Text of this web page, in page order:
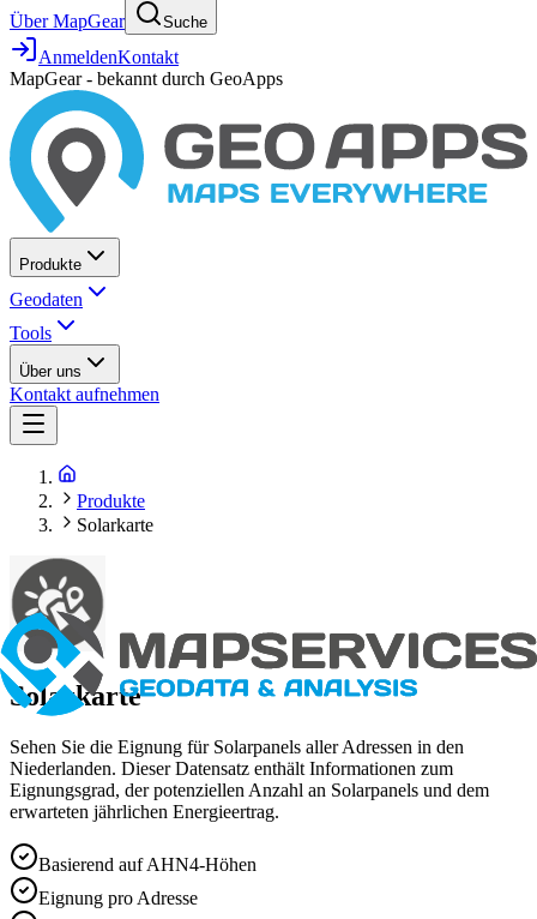
Über MapGear Suche
AnmeldenKontakt
MapGear - bekannt durch GeoApps
Produkte
Geodaten
Tools
Über uns
Kontakt aufnehmen
Produkte
Solarkarte
Solarkarte
Sehen Sie die Eignung für Solarpanels aller Adressen in den
Niederlanden. Dieser Datensatz enthält Informationen zum
Eignungsgrad, der potenziellen Anzahl an Solarpanels und dem
erwarteten jährlichen Energieertrag.
Basierend auf AHN4-Höhen
Eignung pro Adresse